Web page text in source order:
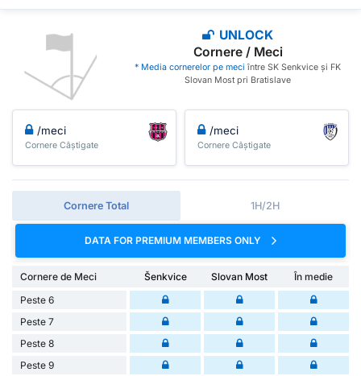
UNLOCK
Cornere / Meci
* Media cornerelor pe meci între SK Senkvice și FK
Slovan Most pri Bratislave
/meci
Cornere Câștigate
/meci
Cornere Câștigate
Cornere Total 1H/2H
DATA FOR PREMIUM MEMBERS ONLY
Cornere de Meci Šenkvice Slovan Most
În medie
Peste 6
Peste 7
Peste 8
Peste 9